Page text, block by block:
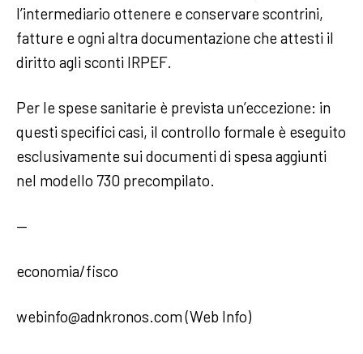
l’intermediario ottenere e conservare scontrini,
fatture e ogni altra documentazione che attesti il
diritto agli sconti IRPEF.
Per le spese sanitarie è prevista un’eccezione: in
questi specifici casi, il controllo formale è eseguito
esclusivamente sui documenti di spesa aggiunti
nel modello 730 precompilato.
—
economia/fisco
webinfo@adnkronos.com (Web Info)